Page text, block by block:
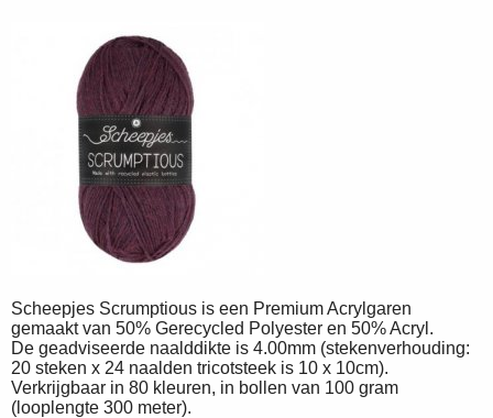
Scheepjes Scrumptious is een Premium Acrylgaren
gemaakt van 50% Gerecycled Polyester en 50% Acryl.
De geadviseerde naalddikte is 4.00mm (stekenverhouding:
20 steken x 24 naalden tricotsteek is 10 x 10cm).
Verkrijgbaar in 80 kleuren, in bollen van 100 gram
(looplengte 300 meter).